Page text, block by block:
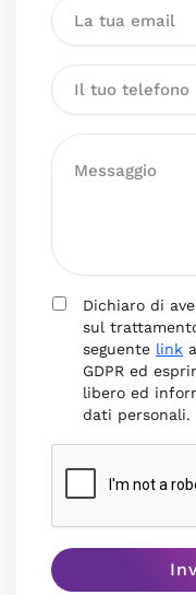
Dichiaro di
sul
seguente link
GDPR ed
libero ed
dati personali.